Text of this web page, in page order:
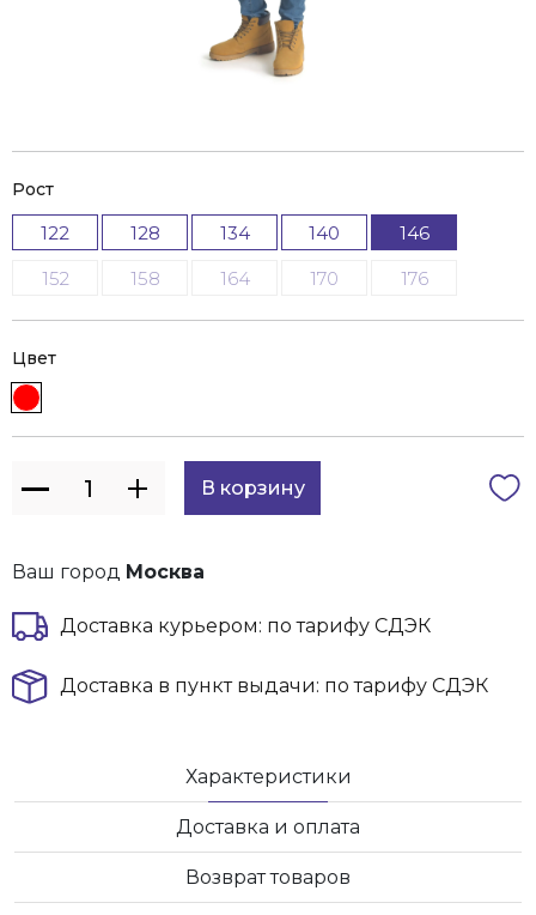
Рост
122 128 134 140
146
152
158 164 170 176
Цвет
Ваш город Москва
Доставка курьером: по тарифу СДЭК
Доставка в пункт выдачи: по тарифу СДЭК
Характеристики
Доставка и оплата
Возврат товаров